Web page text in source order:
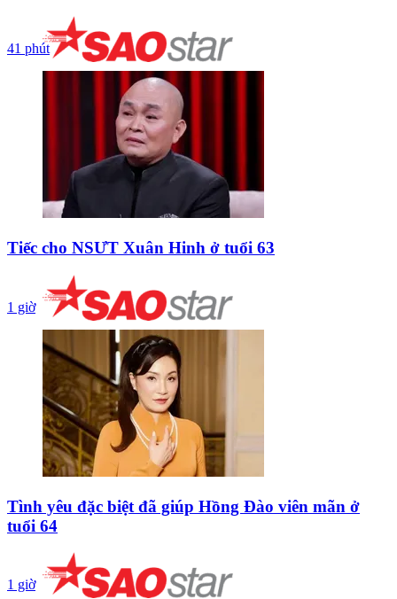
41 phút
Tiếc cho NSƯT Xuân Hinh ở tuổi 63
1 giờ
Tình yêu đặc biệt đã giúp Hồng Đào viên mãn ở
tuổi 64
1 giờ